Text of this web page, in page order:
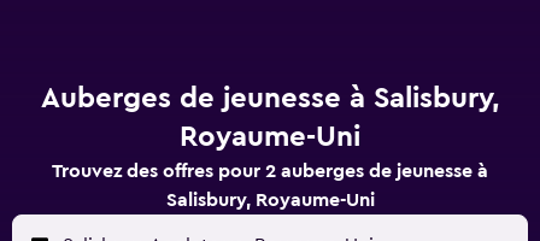
Auberges de jeunesse à Salisbury,
Royaume-Uni
Trouvez des offres pour 2 auberges de jeunesse à
Salisbury, Royaume-Uni